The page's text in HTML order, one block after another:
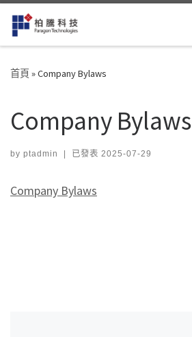
Skip to content
首頁 »Company Bylaws
Company Bylaws
by ptadmin | 已發表 2025-07-29
Company Bylaws